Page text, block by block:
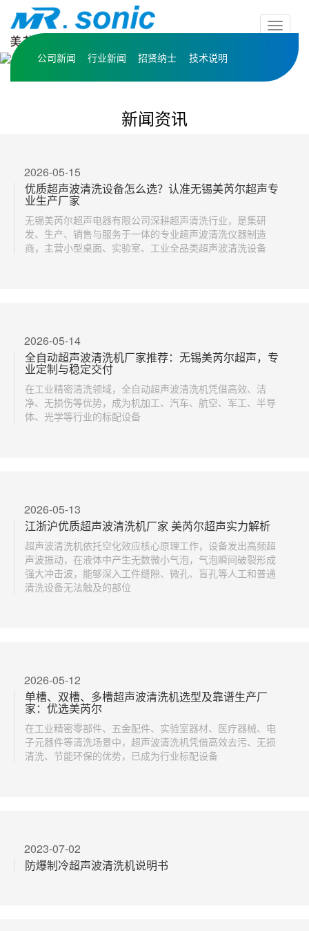
按
公司新闻
行业新闻 招贤纳士 技术说明
新闻资讯
2026-05-15
优质超声波清洗设备怎么选？认准无锡美芮尔超声专
业生产厂家
无锡美芮尔超声电器有限公司深耕超声清洗行业，是集研
发、生产、销售与服务于一体的专业超声波清洗仪器制造
商，主营小型桌面、实验室、工业全品类超声波清洗设备
2026-05-14
全自动超声波清洗机厂家推荐：无锡美芮尔超声，专
业定制与稳定交付
在工业精密清洗领域，全自动超声波清洗机凭借高效、洁
净、无损伤等优势，成为机加工、汽车、航空、军工、半导
体、光学等行业的标配设备
2026-05-13
江浙沪优质超声波清洗机厂家 美芮尔超声实力解析
超声波清洗机依托空化效应核心原理工作，设备发出高频超
声波振动，在液体中产生无数微小气泡，气泡瞬间破裂形成
强大冲击波，能够深入工件缝隙、微孔、盲孔等人工和普通
清洗设备无法触及的部位
2026-05-12
单槽、双槽、多槽超声波清洗机选型及靠谱生产厂
家：优选美芮尔
在工业精密零部件、五金配件、实验室器材、医疗器械、电
子元器件等清洗场景中，超声波清洗机凭借高效去污、无损
清洗、节能环保的优势，已成为行业标配设备
2023-07-02
防爆制冷超声波清洗机说明书